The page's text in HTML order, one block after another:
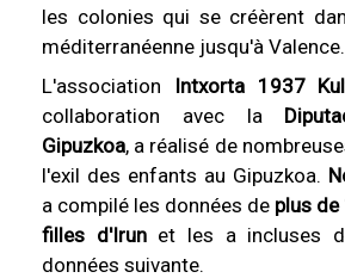
les colonies qui se créèrent
méditerranéenne jusqu'à Valence.
L'association
Intxorta 1937
collaboration avec la
Gipuzkoa, a réalisé de
l'exil des enfants au Gipuzkoa.
a compilé les données de plus
filles d'Irunet les a incluses
données suivante.